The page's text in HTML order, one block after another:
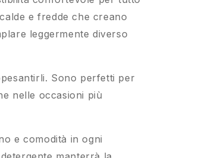
e fredde che creano
leggermente diverso
Sono perfetti per
nelle occasioni più
e comodità in ogni